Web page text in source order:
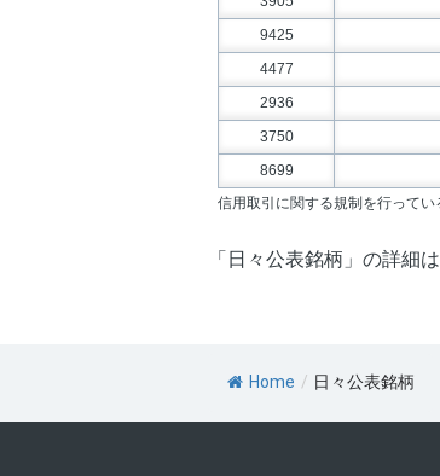
「日々公表銘柄」の詳細は
Home / 日々公表銘柄